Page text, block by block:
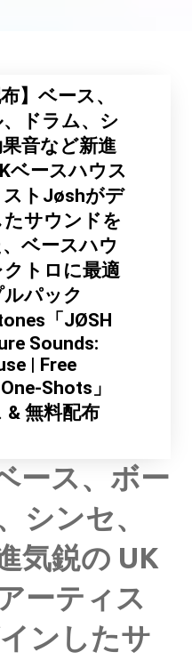
】ベース、
ドラム、シ
音など新進
ベースハウス
ストJøshがデ
サウンドを
ベースハウ
トロに最適
パック
「JØSH
Sounds:
| Free
Shots」
& 無料配布
ース、ボー
シンセ、
気鋭の UK
ーティス
ンしたサ